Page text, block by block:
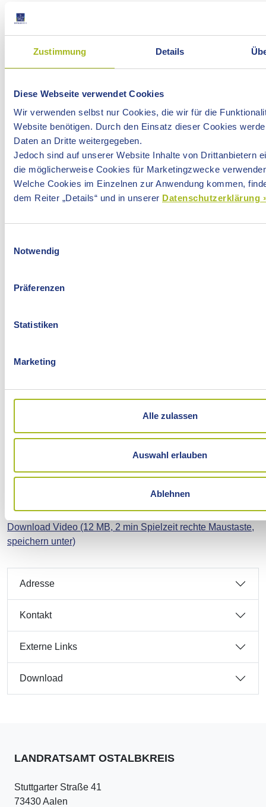
Zustimmung Details
Diese Webseite verwendet Cookies
Wir verwenden selbst nur Cookies, die wir für die
Website benötigen. Durch den Einsatz dieser Cookies
Daten an Dritte weitergegeben.
Jedoch sind auf unserer Website Inhalte von Drittanbietern
die möglicherweise Cookies für Marketingzwecke
Welche Cookies im Einzelnen zur Anwendung kommen,
dem Reiter „Details“ und in unserer Datenschutzerklärung
Notwendig
Präferenzen
Statistiken
Marketing
Alle zulassen
Auswahl erlauben
Ablehnen
Eine weitere Möglichkeit mit der EU in Verbindung zu treten
Kontaktzentrum:www.europedirect.europa.eu
Zu erreichen ist es per E-Mail über einKontaktformular
oder telefonischer Service: https://europa.eu/european-
union/contact/call-us_de
Imagefilm Europe Direct (Europäische Kommission)
Download Video (12 MB, 2 min Spielzeit rechte Maustaste,
speichern unter)
Adresse
Kontakt
Externe Links
Download
LANDRATSAMT OSTALBKREIS
Stuttgarter Straße 41
73430 Aalen